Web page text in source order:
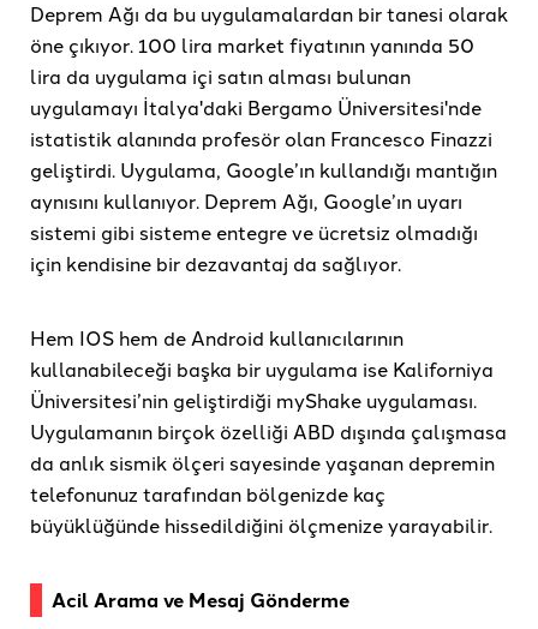
Deprem Ağı da bu uygulamalardan bir tanesi olarak
öne çıkıyor. 100 lira market fiyatının yanında 50
lira da uygulama içi satın alması bulunan
uygulamayı İtalya'daki Bergamo Üniversitesi'nde
istatistik alanında profesör olan Francesco Finazzi
geliştirdi. Uygulama, Google’ın kullandığı mantığın
aynısını kullanıyor. Deprem Ağı, Google’ın uyarı
sistemi gibi sisteme entegre ve ücretsiz olmadığı
için kendisine bir dezavantaj da sağlıyor.
Hem IOS hem de Android kullanıcılarının
kullanabileceği başka bir uygulama ise Kaliforniya
Üniversitesi’nin geliştirdiği myShake uygulaması.
Uygulamanın birçok özelliği ABD dışında çalışmasa
da anlık sismik ölçeri sayesinde yaşanan depremin
telefonunuz tarafından bölgenizde kaç
büyüklüğünde hissedildiğini ölçmenize yarayabilir.
Acil Arama ve Mesaj Gönderme